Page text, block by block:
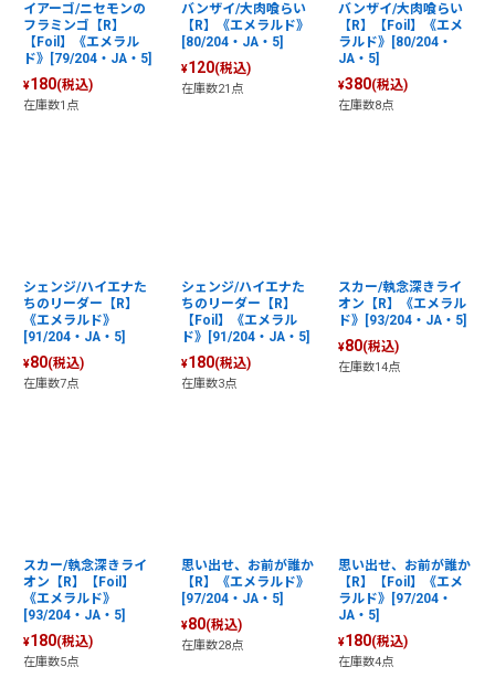
イアーゴ/ニセモンの
フラミンゴ【R】
【Foil】《エメラル
ド》[79/204・JA・5]
¥180(税込)
在庫数1点
バンザイ/大肉喰らい
【R】《エメラルド》
[80/204・JA・5]
¥120(税込)
在庫数21点
バンザイ/大肉喰らい
【R】【Foil】《エメ
ラルド》[80/204・
JA・5]
¥380(税込)
在庫数8点
シェンジ/ハイエナた
ちのリーダー【R】
《エメラルド》
[91/204・JA・5]
¥80(税込)
在庫数7点
シェンジ/ハイエナた
ちのリーダー【R】
【Foil】《エメラル
ド》[91/204・JA・5]
¥180(税込)
在庫数3点
スカー/執念深きライ
オン【R】《エメラル
ド》[93/204・JA・5]
¥80(税込)
在庫数14点
スカー/執念深きライ
オン【R】【Foil】
《エメラルド》
[93/204・JA・5]
¥180(税込)
在庫数5点
思い出せ、お前が誰か
【R】《エメラルド》
[97/204・JA・5]
¥80(税込)
在庫数28点
思い出せ、お前が誰か
【R】【Foil】《エメ
ラルド》[97/204・
JA・5]
¥180(税込)
在庫数4点